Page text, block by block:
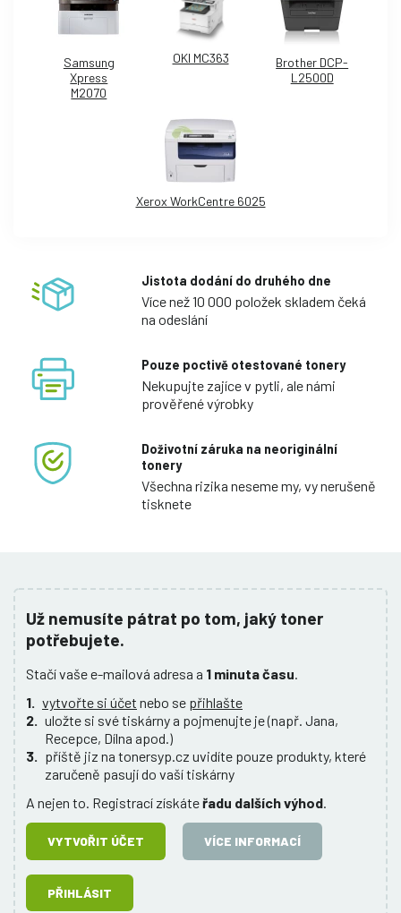
Samsung
Xpress
M2070
OKI MC363
Brother DCP-
L2500D
Xerox WorkCentre 6025
Jistota dodání do druhého dne
Více než 10 000 položek skladem čeká
na odeslání
Pouze poctivě otestované tonery
Nekupujte zajíce v pytli, ale námi
prověřené výrobky
Doživotní záruka na neoriginální
tonery
Všechna rizika neseme my, vy nerušeně
tisknete
Už nemusíte pátrat po tom, jaký toner
potřebujete.
Stačí vaše e-mailová adresa a 1 minuta času
1.
vytvořte si účet nebo se přihlašte
2.
uložte si své tiskárny a pojmenujte je (např. Jana,
Recepce, Dílna apod.)
3.
příště jiz na tonersyp.cz uvidíte pouze produkty, které
zaručeně pasují do vaší tiskárny
A nejen to. Registrací získáteřadu dalších výhod
VYTVOŘIT ÚČET VÍCE INFORMACÍ
PŘIHLÁSIT